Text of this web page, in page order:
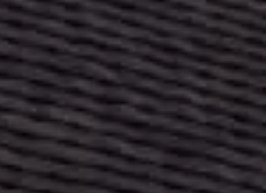
avis google
premier jour
Quali PV basée à Rouffiac-Tolosan